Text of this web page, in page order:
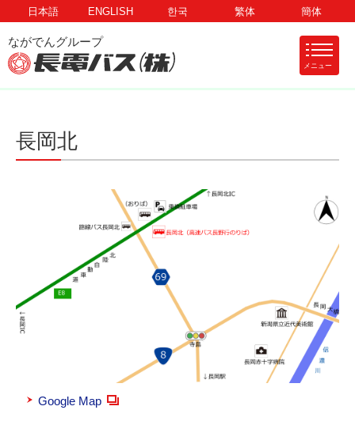
メニュー
日本語 ENGLISH 한국 繁体 簡体
長岡北
Google Map